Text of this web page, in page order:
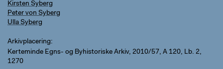
Kirsten Syberg
Peter von Syberg
Ulla Syberg
Arkivplacering
Kerteminde Egns- og Byhistoriske Arkiv, 2010/57, A 120, Lb. 2,
1270